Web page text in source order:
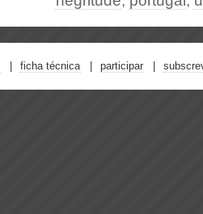
ficha técnica participar